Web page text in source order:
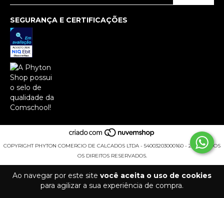
Ao navegar por este site você aceita o uso de cookies
para agilizar a sua experiência de compra.
SEGURANÇA E CERTIFICAÇÕES
COPYRIGHT PHYTON COMERCIO DE CALCADOS LTDA - 54003203000160 - 2026. TODOS
OS DIREITOS RESERVADOS.